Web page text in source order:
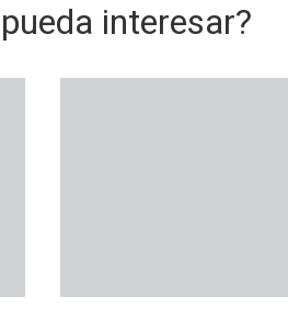
interesar?